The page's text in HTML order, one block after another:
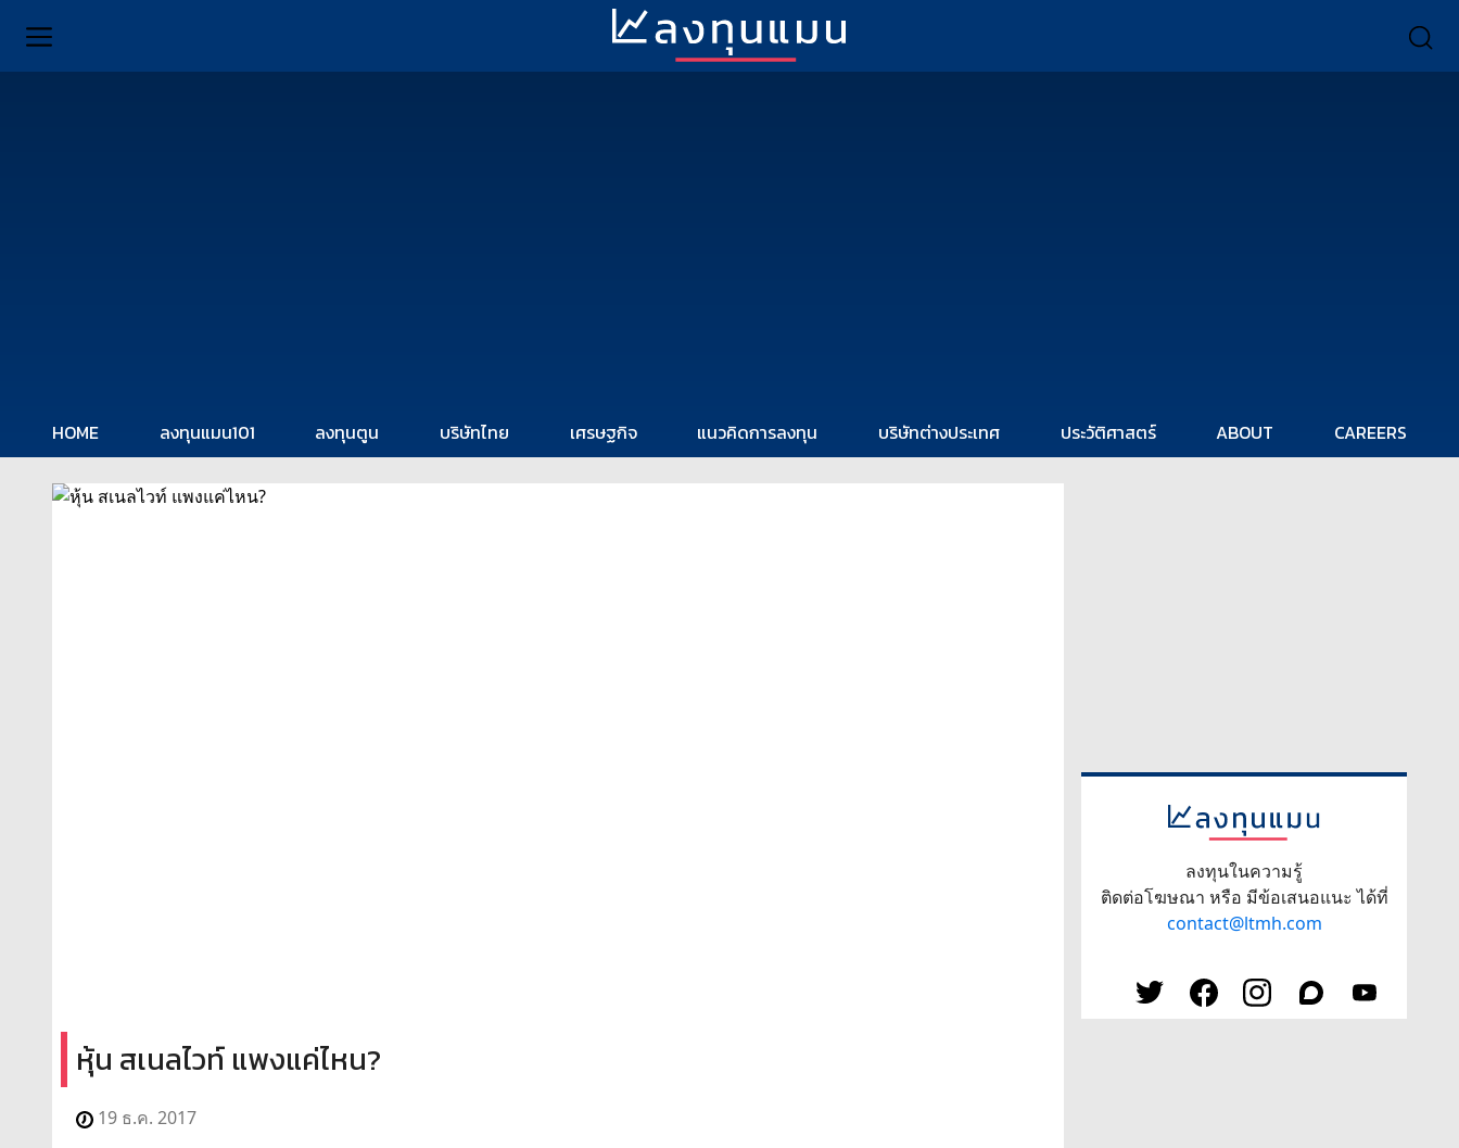
HOME ลงทุนแมน101 ลงทุนตูน บริษัทไทย เศรษฐกิจ แนวคิดการลงทุน บริษัทต่างประเทศ ประวัติศาสตร์ ABOUT CAREERS
หุ้น สเนลไวท์ แพงแค่ไหน?
19 ธ.ค. 2017
ลงทุนในความรู้
ติดต่อโฆษณา หรือ มีข้อเสนอแนะ ได้ที่
contact@ltmh.com